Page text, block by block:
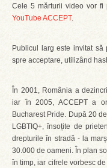
Cele 5 mărturii video vor fi
YouTube ACCEPT.
Publicul larg este invitat
spre acceptare, utilizând
În 2001, România a
iar în 2005, ACCEPT a
Bucharest Pride. După 20
LGBTIQ+, însoțite de
drepturile în stradă - la
30.000 de oameni. În plan
în timp, iar cifrele vorbesc